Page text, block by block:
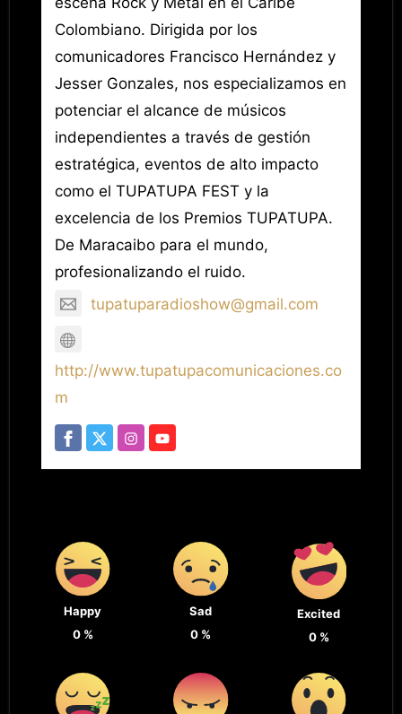
Colombiano. Dirigida por los
comunicadores Francisco Hernández y
Jesser Gonzales, nos especializamos en
potenciar el alcance de músicos
independientes a través de gestión
estratégica, eventos de alto impacto
como el TUPATUPA FEST y la
excelencia de los Premios TUPATUPA.
De Maracaibo para el mundo,
profesionalizando el ruido.
tupatuparadioshow@gmail.com
http://www.tupatupacomunicaciones.co
m
Happy
0%
Sad
0 %
Excited
0%